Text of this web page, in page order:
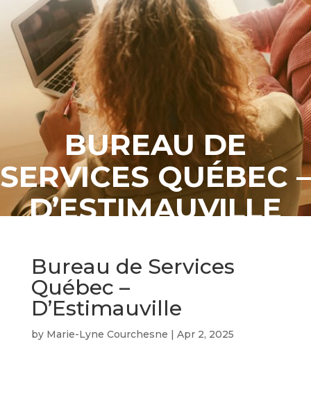
BUREAU DE
SERVICES QUÉBEC –
D’ESTIMAUVILLE
Bureau de Services
Québec –
D’Estimauville
by Marie-Lyne Courchesne Apr 2, 2025